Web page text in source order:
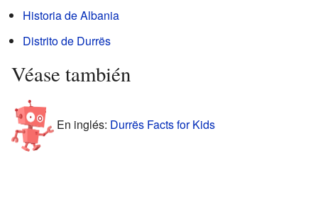
Historia de Albania
Distrito de Durrës
Véase también
En inglés: Durrës Facts for Kids